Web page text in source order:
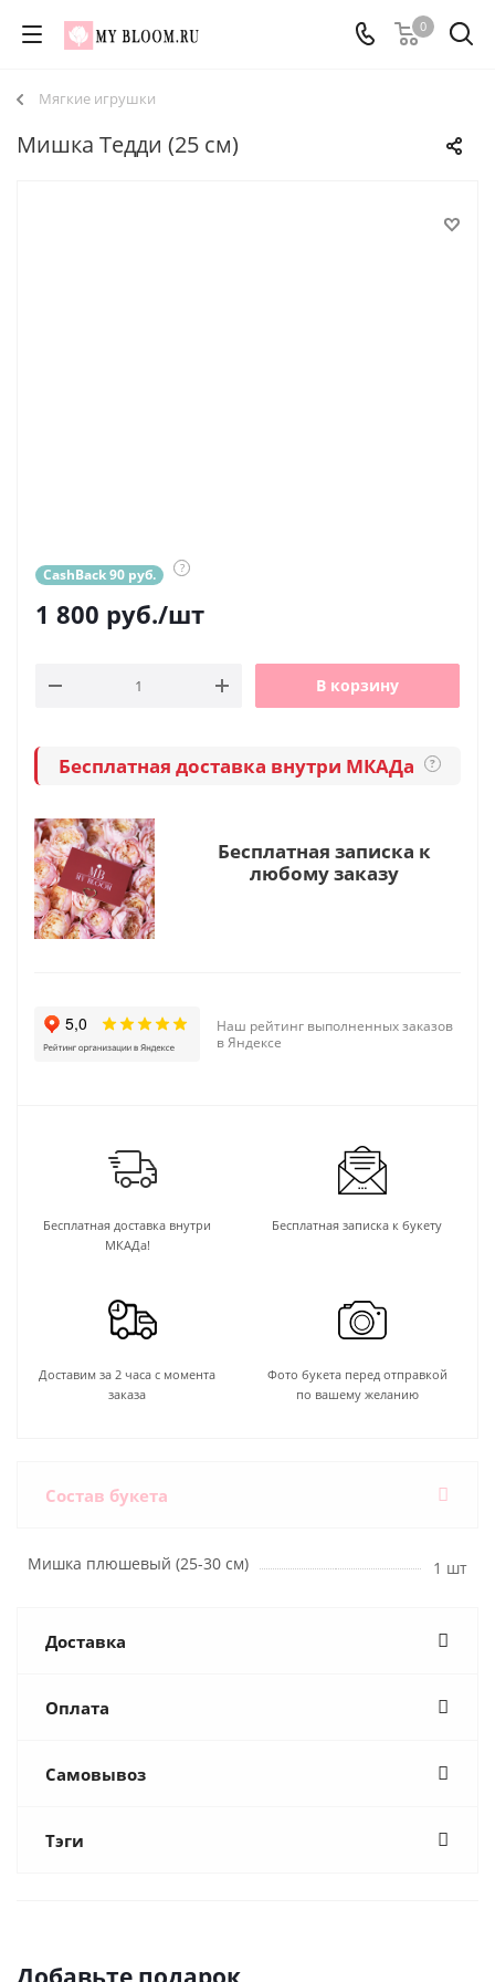
0
Мягкие игрушки
Мишка Тедди (25 см)
CashBack 90 руб. ?
1 800 руб./шт
В корзину
Бесплатная доставка внутри МКАДа ?
Бесплатная записка к
любому заказу
Наш рейтинг выполненных заказов
в Яндексе
Бесплатная доставка внутри
МКАДа!
Бесплатная записка к букету
Доставим за 2 часа с момента
заказа
Фото букета перед отправкой
по вашему желанию
Состав букета
Мишка плюшевый (25-30 см) 1 шт
Доставка
Оплата
Самовывоз
Тэги